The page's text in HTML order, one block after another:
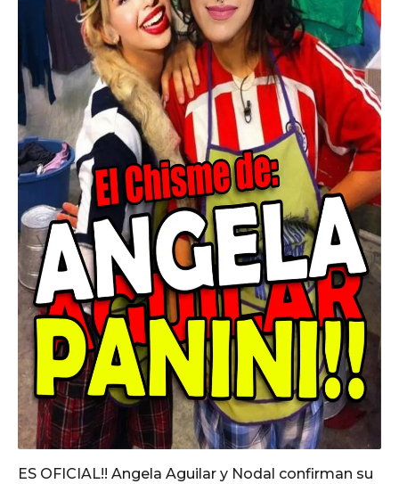
ES OFICIAL!! Angela Aguilar y Nodal confirman su